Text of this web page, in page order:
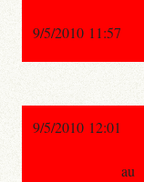
9/5/2010 11:57
9/5/2010 12:01
au